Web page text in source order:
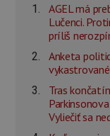
AGEL má
Lučenci.
príliš
Anketa
Tras
Vyliečiť sa